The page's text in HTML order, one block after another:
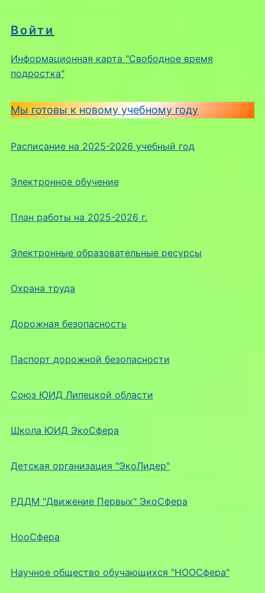
Войти
Информационная карта "Свободное время
подростка"
Мы готовы к новому учебному году
Расписание на 2025-2026 учебный год
Электронное обучение
План работы на 2025-2026 г.
Электронные образовательные ресурсы
Охрана труда
Дорожная безопасность
Паспорт дорожной безопасности
Союз ЮИД Липецкой области
Школа ЮИД ЭкоСфера
Детская организация "ЭкоЛидер"
РДДМ "Движение Первых" ЭкоСфера
НооСфера
Научное общество обучающихся "НООСфера"